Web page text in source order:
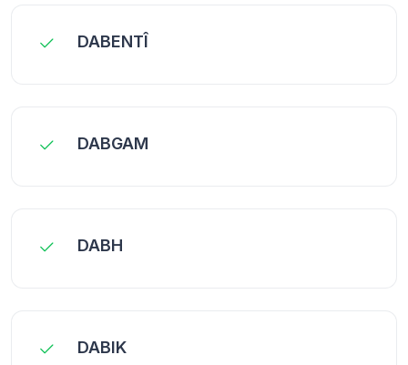
DABENTÎ
DABGAM
DABH
DABIK